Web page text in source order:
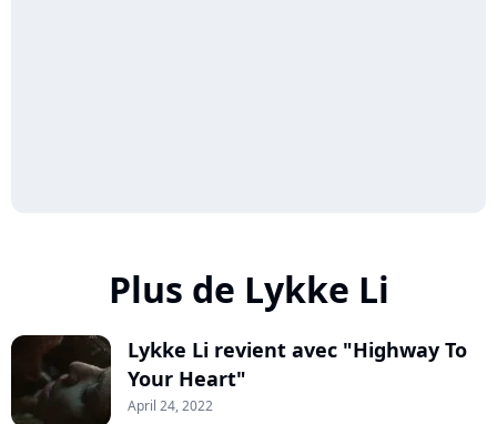
Plus de Lykke Li
Lykke Li revient avec "Highway To
Your Heart"
April 24, 2022